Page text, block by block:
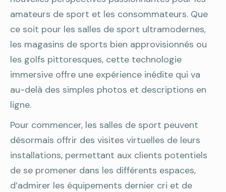
amateurs de sport et les consommateurs. Que
ce soit pour les salles de sport ultramodernes,
les magasins de sports bien approvisionnés ou
les golfs pittoresques, cette technologie
immersive offre une expérience inédite qui va
au-delà des simples photos et descriptions en
ligne.
Pour commencer, les salles de sport peuvent
désormais offrir des visites virtuelles de leurs
installations, permettant aux clients potentiels
de se promener dans les différents espaces,
d’admirer les équipements dernier cri et de